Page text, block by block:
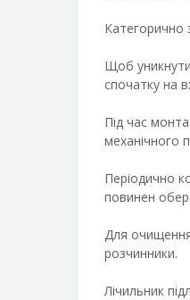
Категорично
Щоб уникнути
спочатку на
Під час
механічного
Періодично
повинен
Для очищення
розчинники.
Лічильник